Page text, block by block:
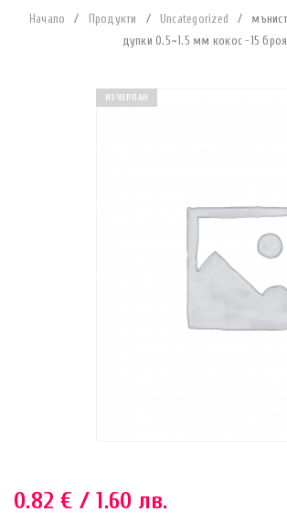
Начало / Продукти / Uncategorized /
дупки 0.5~1.5 мм кокос -15 броя
ИЗЧЕРПАН
0.82€ / 1.60 лв.